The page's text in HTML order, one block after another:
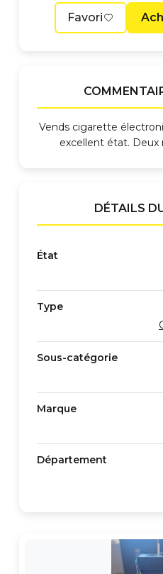
Favori
Vends cigarette
excellent état. Deux
DÉTAILS
État
Type
Sous-catégorie
Marque
Département